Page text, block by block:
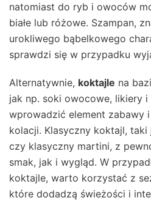
natomiast do ryb i owoców
białe lub różowe. Szampan,
urokliwego bąbelkowego
sprawdzi się w przypadku
Alternatywnie, koktajle na
jak np. soki owocowe, likiery i
wprowadzić element zabawy
kolacji. Klasyczny koktajl,
czy klasyczny martini, z
smak, jak i wygląd. W
koktajle, warto korzystać z
które dodadzą świeżości i